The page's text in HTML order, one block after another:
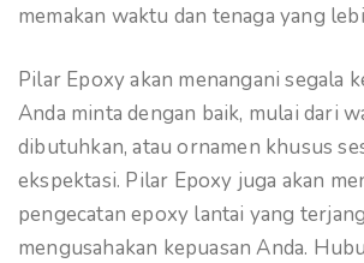
memakan waktu dan tenaga yang
Pilar Epoxy akan menangani segala
Anda minta dengan baik, mulai dari
dibutuhkan, atau ornamen khusus
ekspektasi. Pilar Epoxy juga akan
pengecatan epoxy lantai yang
mengusahakan kepuasan Anda.